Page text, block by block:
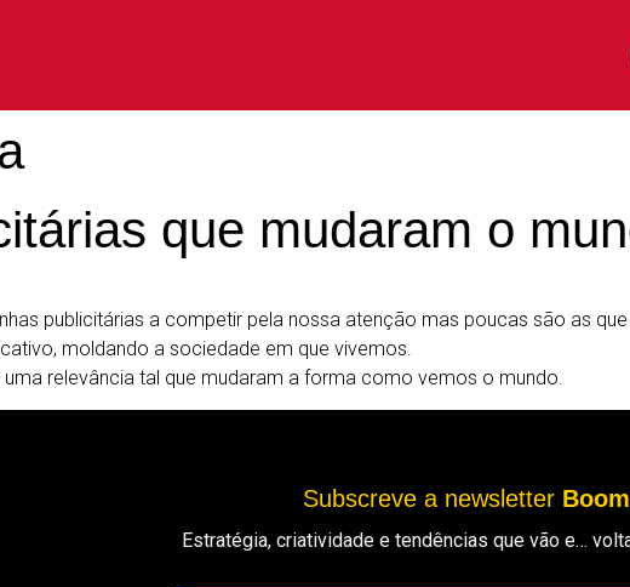
que mudaram o
publicitárias a competir pela nossa atenção mas poucas são as
moldando a sociedade em que vivemos.
relevância tal que mudaram a forma como vemos o mundo.
Subscreve a newsletter
Estratégia, criatividade e tendências que vão e…